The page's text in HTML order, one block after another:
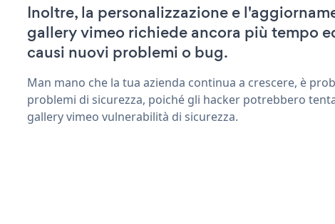
Inoltre, la personalizzazione e
gallery vimeo richiede ancora più tempo
causi nuovi problemi o bug.
Man mano che la tua azienda continua a crescere, è
problemi di sicurezza, poiché gli hacker potrebbero
gallery vimeo vulnerabilità di sicurezza.